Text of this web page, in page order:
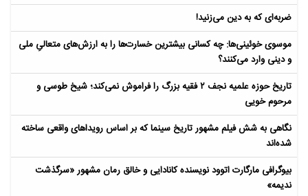
ضربه‌ای که به دین می‌زنید!
موسوی خوئینی‌ها: چه کسانی بیشترین خسارت‌ها را به ارزش‌های متعالیِ ملی
و دینی وارد می‌کنند؟
تاریخ حوزه علمیه نجف ۲ فقیه بزرگ را فراموش نمی‌کند؛ شیخ طوسی و
مرحوم خویی
نگاهی به شش فیلم مشهور تاریخ سینما که بر اساس رویداهای واقعی ساخته
شده‌اند
بیوگرافی مارگارت اتوود نویسنده کانادایی و خالق رمان مشهور «سرگذشت
ندیمه»